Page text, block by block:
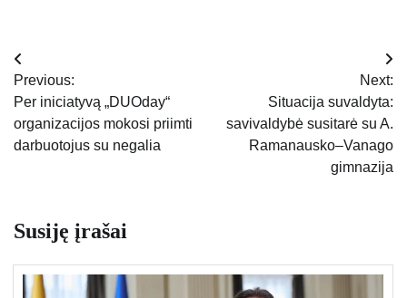
Navigacija
tarp
įrašų
Previous:
Per iniciatyvą „DUOday“
organizacijos mokosi priimti
darbuotojus su negalia
Next:
Situacija suvaldyta:
savivaldybė susitarė su A.
Ramanausko–Vanago
gimnazija
Susiję įrašai